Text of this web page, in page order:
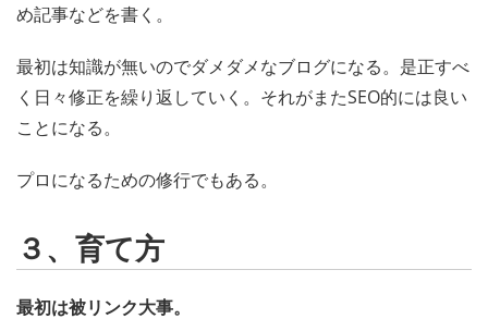
め記事などを書く。
最初は知識が無いのでダメダメなブログになる。是正すべ
く日々修正を繰り返していく。それがまたSEO的には良い
ことになる。
プロになるための修行でもある。
３、育て方
最初は被リンク大事。